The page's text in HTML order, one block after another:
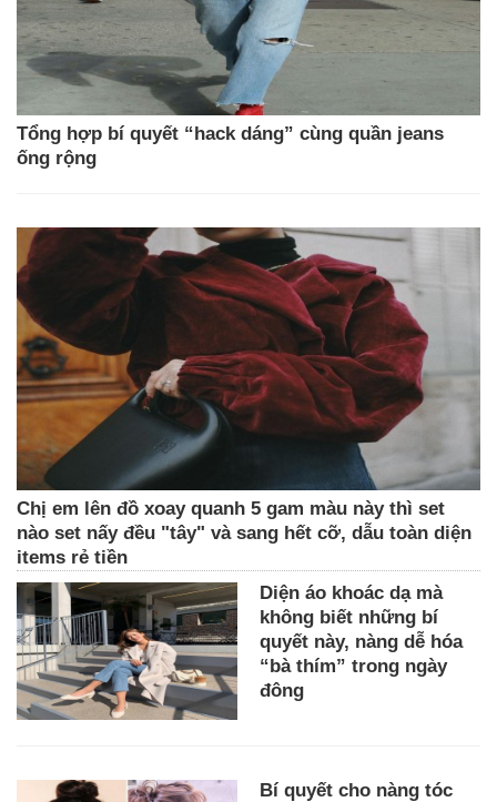
Tổng hợp bí quyết “hack dáng” cùng quần jeans
ống rộng
Chị em lên đồ xoay quanh 5 gam màu này thì set
nào set nấy đều "tây" và sang hết cỡ, dẫu toàn diện
items rẻ tiền
Diện áo khoác dạ mà
không biết những bí
quyết này, nàng dễ hóa
“bà thím” trong ngày
đông
Bí quyết cho nàng tóc